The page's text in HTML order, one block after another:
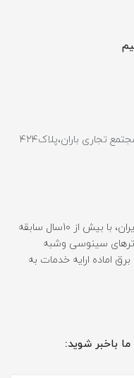
تجاری باران،پلاک۴۲۴
پرشین اینورتر بزرگترین مرجع اینورتر در ایران، با بیش از 10سال سابقه
سینوسی وشبه
اماده ارایه خدمات به
باخبر شوید: